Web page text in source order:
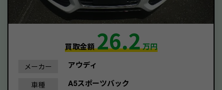
買取金額26.2万円
メーカー アウディ
車種 A5スポーツバック